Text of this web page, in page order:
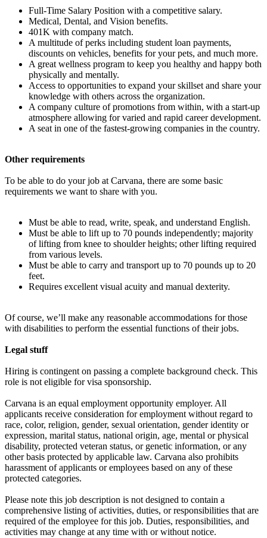
Full-Time Salary Position with a competitive salary.
Medical, Dental, and Vision benefits.
401K with company match.
A multitude of perks including student loan payments,
discounts on vehicles, benefits for your pets, and much more.
A great wellness program to keep you healthy and happy both
physically and mentally.
Access to opportunities to expand your skillset and share your
knowledge with others across the organization.
A company culture of promotions from within, with a start-up
atmosphere allowing for varied and rapid career development.
A seat in one of the fastest-growing companies in the country.
Other requirements
To be able to do your job at Carvana, there are some basic
requirements we want to share with you.
Must be able to read, write, speak, and understand English.
Must be able to lift up to 70 pounds independently; majority
of lifting from knee to shoulder heights; other lifting required
from various levels.
Must be able to carry and transport up to 70 pounds up to 20
feet.
Requires excellent visual acuity and manual dexterity.
Of course, we’ll make any reasonable accommodations for those
with disabilities to perform the essential functions of their jobs.
Legal stuff
Hiring is contingent on passing a complete background check. This
role is not eligible for visa sponsorship.
Carvana is an equal employment opportunity employer. All
applicants receive consideration for employment without regard to
race, color, religion, gender, sexual orientation, gender identity or
expression, marital status, national origin, age, mental or physical
disability, protected veteran status, or genetic information, or any
other basis protected by applicable law. Carvana also prohibits
harassment of applicants or employees based on any of these
protected categories.
Please note this job description is not designed to contain a
comprehensive listing of activities, duties, or responsibilities that are
required of the employee for this job. Duties, responsibilities, and
activities may change at any time with or without notice.